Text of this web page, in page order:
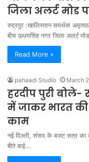
जिला अलर्ट मोड
रुद्रपुर :खालिस्तान समर्थक
बीच ऊधमसिंह नगर जिला अलर्ट
Read More »
pahaadi Studio March
हरदीप पुरी बोले-
में जाकर भारत
काम
नई दिल्ली, संसद के बजट सत्र का
बीते कई…